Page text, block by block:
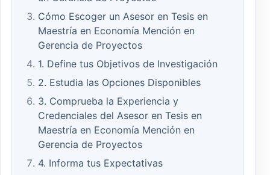
Cómo Escoger un Asesor en Tesis en
Maestría en Economía Mención en
Gerencia de Proyectos
1. Define tus Objetivos de Investigación
2. Estudia las Opciones Disponibles
3. Comprueba la Experiencia y
Credenciales del Asesor en Tesis en
Maestría en Economía Mención en
Gerencia de Proyectos
4. Informa tus Expectativas